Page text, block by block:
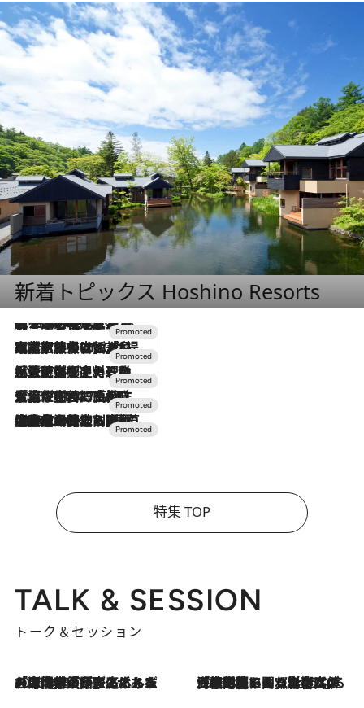
新着トピックス Hoshino Resorts
2026.8.7
【トンボの足水浴】ヒノキの香りに包まれて涼感マックス！約13℃の湧水かけ流しを避暑地「星野温泉 トンボの湯」で体験
2026.7.31
【ホテル帰省】という選択肢をOMOが提案。家族とほどよい距離を保つには「昼は実家、夜は気兼ねなくホテルで！」
2026.7.24
【夏限定ディナーコース】旬を迎える稚鮎や花ズッキーニなどをイタリア・トスカーナの郷土料理の手法で満喫！
2026.7.17
「土佐和ハーブかき氷」がOMO7高知に登場！生姜、山椒、大葉など目にも舌にも涼を呼ぶ郷土の味
2026.7.10
NEW OPEN！【界 草津】名湯の地に誕生。趣の異なる2種の温泉と上州ならではの会席・蕎麦割烹など美食を味わう究極の癒やし旅
特集 TOP
TALK & SESSION
トーク＆セッション
2026.8.3
「今後値上げがあるとすれば…」「リスクがあるのは今年の冬」エネルギー専門家が語る、ホルムズ海峡封鎖が家庭にもたらす“ある心配” 2026.8.3
「住宅建てられない…」「サーチャージ料の高値が続いている」ホルムズ海峡封鎖による影響はいつまで続く？《エネルギー専門家に聞く“どうなる日本の暮らし”》